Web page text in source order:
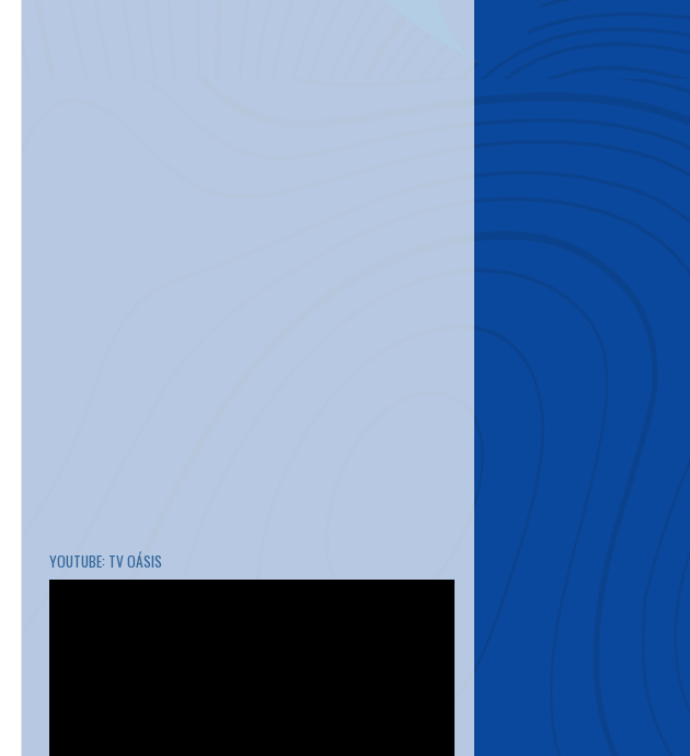
YOUTUBE: TV OÁSIS